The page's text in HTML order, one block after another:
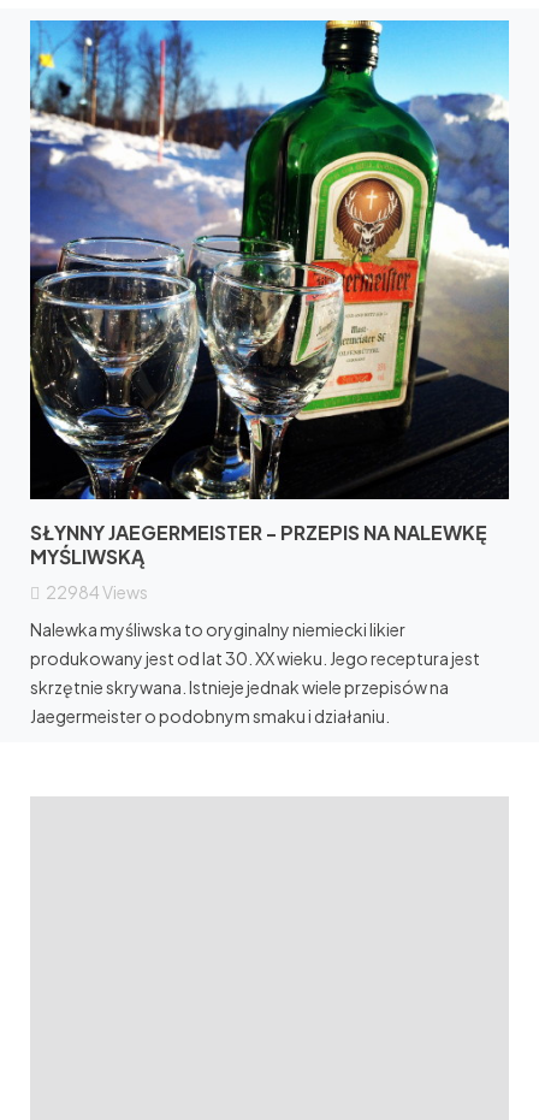
SŁYNNY JAEGERMEISTER - PRZEPIS NA NALEWKĘ
MYŚLIWSKĄ
22984Views
Nalewka myśliwska to oryginalny niemiecki likier
produkowany jest od lat 30. XX wieku. Jego receptura jest
skrzętnie skrywana. Istnieje jednak wiele przepisów na
Jaegermeister o podobnym smaku i działaniu.